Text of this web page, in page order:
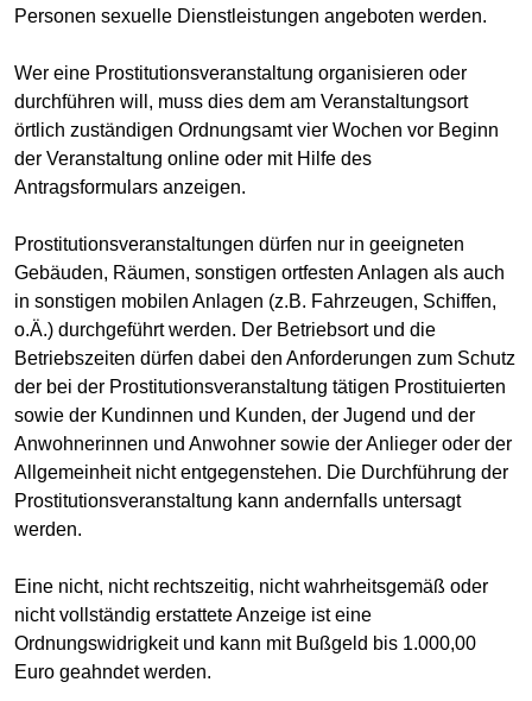
Personen sexuelle Dienstleistungen angeboten werden.
Wer eine Prostitutionsveranstaltung organisieren oder
durchführen will, muss dies dem am Veranstaltungsort
örtlich zuständigen Ordnungsamt vier Wochen vor Beginn
der Veranstaltung online oder mit Hilfe des
Antragsformulars anzeigen.
Prostitutionsveranstaltungen dürfen nur in geeigneten
Gebäuden, Räumen, sonstigen ortfesten Anlagen als auch
in sonstigen mobilen Anlagen (z.B. Fahrzeugen, Schiffen,
o.Ä.) durchgeführt werden. Der Betriebsort und die
Betriebszeiten dürfen dabei den Anforderungen zum Schutz
der bei der Prostitutionsveranstaltung tätigen Prostituierten
sowie der Kundinnen und Kunden, der Jugend und der
Anwohnerinnen und Anwohner sowie der Anlieger oder der
Allgemeinheit nicht entgegenstehen. Die Durchführung der
Prostitutionsveranstaltung kann andernfalls untersagt
werden.
Eine nicht, nicht rechtszeitig, nicht wahrheitsgemäß oder
nicht vollständig erstattete Anzeige ist eine
Ordnungswidrigkeit und kann mit Bußgeld bis 1.000,00
Euro geahndet werden.